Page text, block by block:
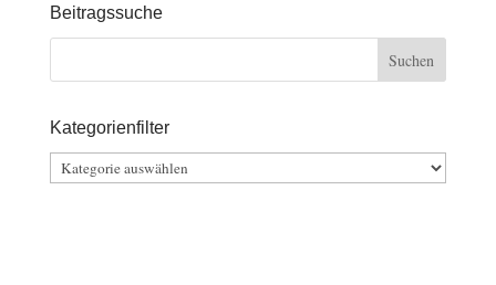
Beitragssuche
Kategorienfilter
Kategorienfilter